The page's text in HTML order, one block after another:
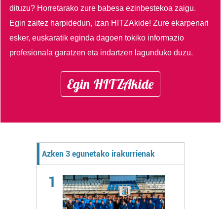
dituzu? Horretarako zure babesa ezinbestekoa zaigu.
Egin zaitez harpidedun, izan HITZAkide!Zure ekarpenari
esker, euskaratik eginda dagoen tokiko informazio
profesionala garatzen eta indartzen lagunduko duzu.
Egin HITZAkide
Azken 3 egunetako irakurrienak
1